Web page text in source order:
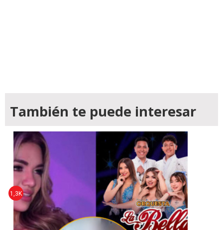
También te puede interesar
1,3K